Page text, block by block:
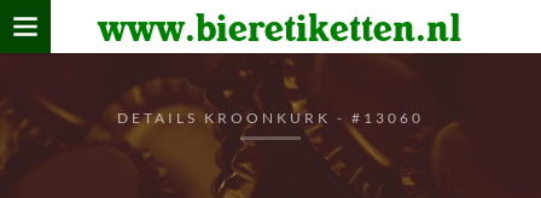
www.bieretiketten.nl
Home
De bierkaart
DETAILS KROONKURK - #13060